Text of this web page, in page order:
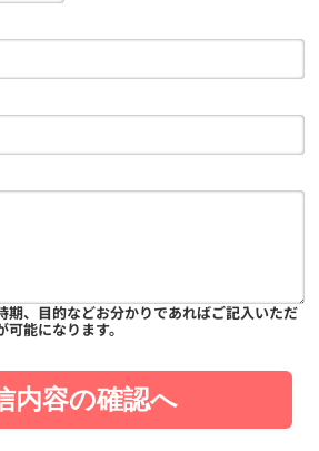
期、目的などお分かりであればご記入いただ
能になります。
内容の確認へ